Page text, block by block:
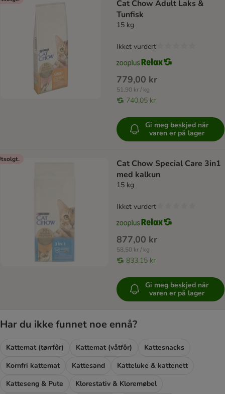
Cat Chow Adult Laks &
Tunfisk
15 kg
779,00 kr
51,90 kr / kg
740,05 kr
Ikket vurdert
Gi meg beskjed når
varen er på lager
Cat Chow Special Care 3in1
med kalkun
15 kg
877,00 kr
58,50 kr / kg
833,15 kr
Ikket vurdert
Gi meg beskjed når
varen er på lager
Har du ikke funnet noe ennå?
Kattemat (tørrfôr) Kattemat (våtfôr)
Kattesnacks
Kornfri kattemat
Kattesand
Katteluke & kattenett
Katteseng & Pute
Klorestativ & Kloremøbel